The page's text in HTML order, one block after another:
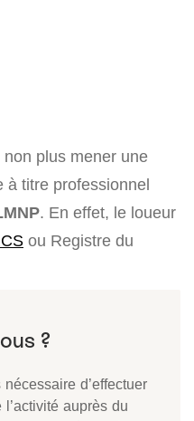
plus mener une
à titre professionnel
. En effet, le loueur
ou Registre du
d’effectuer
auprès du